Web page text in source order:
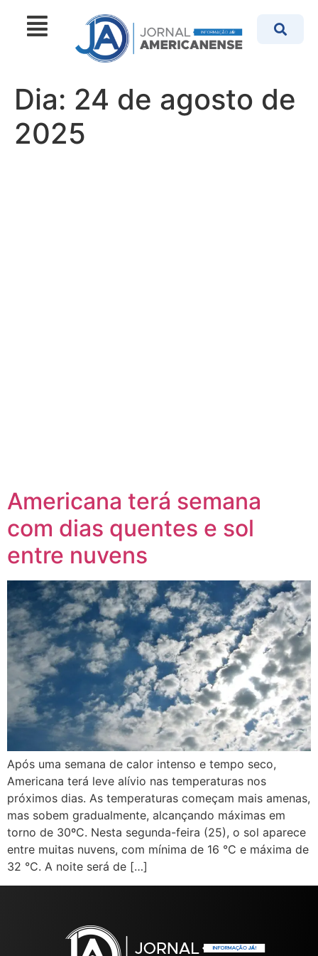
Dia: 24 de agosto de
2025
Americana terá semana
com dias quentes e sol
entre nuvens
Após uma semana de calor intenso e tempo seco,
Americana terá leve alívio nas temperaturas nos
próximos dias. As temperaturas começam mais amenas,
mas sobem gradualmente, alcançando máximas em
torno de 30ºC. Nesta segunda-feira (25), o sol aparece
entre muitas nuvens, com mínima de 16 °C e máxima de
32 °C. A noite será de […]